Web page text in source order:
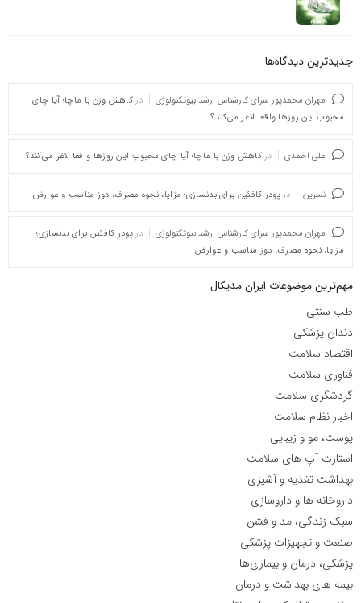
جدیدترین دیدگاه‌‌ها
مهران محمدپور سرای کارشناس ارشد بیوتکنولوژی در کاهش وزن با ماچا؛ آیا چای
محبوب این روزها واقعا لاغر می‌کند؟
علی احمدی در کاهش وزن با ماچا؛ آیا چای محبوب این روزها واقعا لاغر می‌کند؟
نسرین در پودر کافئین برای بدنسازی؛ مزایا، نحوه مصرف، دوز مناسب و عوارض
مهران محمدپور سرای کارشناس ارشد بیوتکنولوژی در پودر کافئین برای بدنسازی؛
مزایا، نحوه مصرف، دوز مناسب و عوارض
مهم‌ترین موضوعات ایران مدیکال
طب سنتی
دندان پزشکی
اقتصاد سلامت
فناوری سلامت
گردشگری سلامت
اخبار نظام سلامت
پوست، مو و زیبایی
استارت آپ های سلامت
بهداشت تغذیه و آشپزی
داروخانه ها و داروسازی
سبک زندگی، مد و فشن
صنعت و تجهیزات پزشکی
پزشکی، درمان و بیماری‌ها
بیمه های بهداشت و درمان